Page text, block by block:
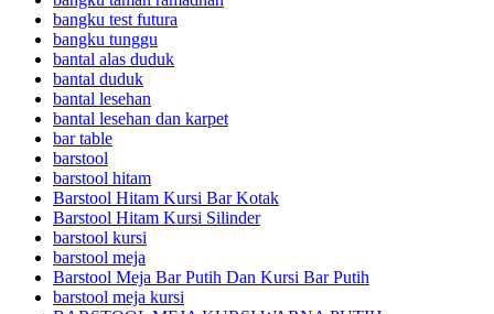
bangku test futura
bangku tunggu
bantal alas duduk
bantal duduk
bantal lesehan
bantal lesehan dan karpet
bar table
barstool
barstool hitam
Barstool Hitam Kursi Bar Kotak
Barstool Hitam Kursi Silinder
barstool kursi
barstool meja
Barstool Meja Bar Putih Dan Kursi Bar Putih
barstool meja kursi